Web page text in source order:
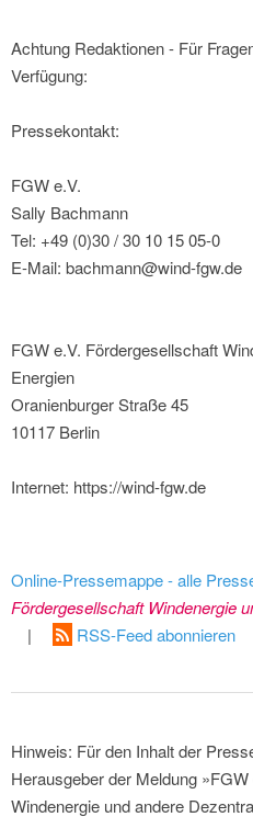
Achtung Redaktionen - Für
Verfügung:
Pressekontakt:
FGW e.V.
Sally Bachmann
Tel: +49 (0)30 / 30 10 15 05-0
E-Mail: bachmann@wind-fgw.de
FGW e.V. Fördergesellschaft
Energien
Oranienburger Straße 45
10117 Berlin
Internet: https://wind-fgw.de
Online-Pressemappe - alle
Fördergesellschaft Windenergie
|
RSS-Feed abonnieren
Hinweis: Für den Inhalt der
Herausgeber der Meldung
Windenergie und andere